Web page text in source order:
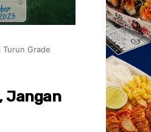
Turun Grade
Jangan